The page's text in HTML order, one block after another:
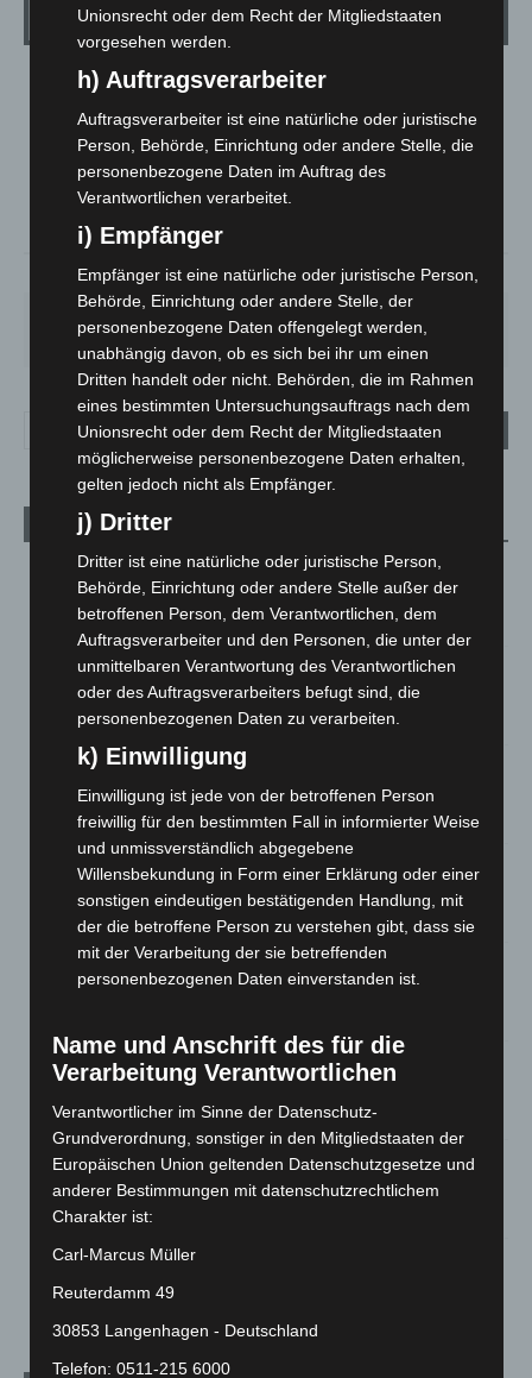
Wetter
LANGENHAGEN
Klarer Himmel
20.3°C 21.1 °
59% 1.8m/s 5%
33° 27° 24 ° 27°
Aktuelle Beiträge
Kunst trifft Weingenuss: Barbara-Susann Mehring zeigt ihre
Werke im Jacques’ Wein-Depot Isernhagen
8. August 2026
A2: Zweite Turbobaustelle startet zwischen Hannover-West
und Bothfeld
8. August 2026
Niedersachsen: Feuerwehrkräfte kehren nach
Waldbrandeinsatz aus Spanien zurück
7. August 2026
Hannover: Erste Tigermücken-Population in Niedersachsen
7. August 2026
Brand im „Haus der Begegnung“ in Neuwarmbüchen schnell
eingedämmt
Region Hannover: 21 neue Notfallsanitäter starten beim
5. August 2026
Mann läuft mit Hockeyschläger über A7 – Polizei sucht
Zeugen
5. August 2026
Celle: Mensch stirbt bei Bagger-Unfall auf Baustelle
5. August 2026
Unionsrecht oder dem Recht der Mitgliedstaaten
vorgesehen werden.
h) Auftragsverarbeiter
Auftragsverarbeiter ist eine natürliche oder juristische
Person, Behörde, Einrichtung oder andere Stelle, die
personenbezogene Daten im Auftrag des
Verantwortlichen verarbeitet.
i) Empfänger
Empfänger ist eine natürliche oder juristische Person,
Behörde, Einrichtung oder andere Stelle, der
personenbezogene Daten offengelegt werden,
unabhängig davon, ob es sich bei ihr um einen
Dritten handelt oder nicht. Behörden, die im Rahmen
eines bestimmten Untersuchungsauftrags nach dem
Unionsrecht oder dem Recht der Mitgliedstaaten
möglicherweise personenbezogene Daten erhalten,
gelten jedoch nicht als Empfänger.
j) Dritter
Dritter ist eine natürliche oder juristische Person,
Behörde, Einrichtung oder andere Stelle außer der
betroffenen Person, dem Verantwortlichen, dem
Auftragsverarbeiter und den Personen, die unter der
unmittelbaren Verantwortung des Verantwortlichen
oder des Auftragsverarbeiters befugt sind, die
personenbezogenen Daten zu verarbeiten.
k) Einwilligung
Einwilligung ist jede von der betroffenen Person
freiwillig für den bestimmten Fall in informierter Weise
und unmissverständlich abgegebene
Willensbekundung in Form einer Erklärung oder einer
sonstigen eindeutigen bestätigenden Handlung, mit
der die betroffene Person zu verstehen gibt, dass sie
mit der Verarbeitung der sie betreffenden
personenbezogenen Daten einverstanden ist.
Name und Anschrift des für die
Verarbeitung Verantwortlichen
Verantwortlicher im Sinne der Datenschutz-
Grundverordnung, sonstiger in den Mitgliedstaaten der
Europäischen Union geltenden Datenschutzgesetze und
anderer Bestimmungen mit datenschutzrechtlichem
Charakter ist:
Carl-Marcus Müller
Reuterdamm 49
30853 Langenhagen - Deutschland
Telefon: 0511-215 6000